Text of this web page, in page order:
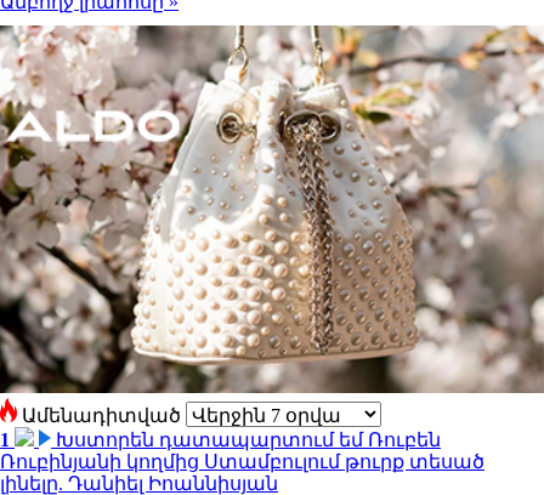
Ամենադիտված
1
Խստորեն դատապարտում եմ Ռուբեն
Ռուբինյանի կողմից Ստամբուլում թուրք տեսած
լինելը. Դանիել Իոաննիսյան